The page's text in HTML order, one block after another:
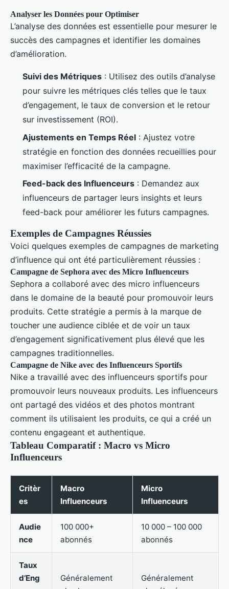
Analyser les Données pour Optimiser
L’analyse des données est essentielle pour mesurer le
succès des campagnes et identifier les domaines
d’amélioration.
Suivi des Métriques : Utilisez des outils d’analyse
pour suivre les métriques clés telles que le taux
d’engagement, le taux de conversion et le retour
sur investissement (ROI).
Ajustements en Temps Réel : Ajustez votre
stratégie en fonction des données recueillies pour
maximiser l’efficacité de la campagne.
Feed-back des Influenceurs : Demandez aux
influenceurs de partager leurs insights et leurs
feed-back pour améliorer les futurs campagnes.
Exemples de Campagnes Réussies
Voici quelques exemples de campagnes de marketing
d’influence qui ont été particulièrement réussies :
Campagne de Sephora avec des Micro Influenceurs
Sephora a collaboré avec des micro influenceurs
dans le domaine de la beauté pour promouvoir leurs
produits. Cette stratégie a permis à la marque de
toucher une audience ciblée et de voir un taux
d’engagement significativement plus élevé que les
campagnes traditionnelles.
Campagne de Nike avec des Influenceurs Sportifs
Nike a travaillé avec des influenceurs sportifs pour
promouvoir leurs nouveaux produits. Les influenceurs
ont partagé des vidéos et des photos montrant
comment ils utilisaient les produits, ce qui a créé un
contenu engageant et authentique.
Tableau Comparatif : Macro vs Micro
Influenceurs
Critèr
es
Macro
Influenceurs
Micro
Influenceurs
Audie
nce
100 000+
abonnés
10 000 – 100 000
abonnés
Taux
d’Eng
Généralement
Généralement